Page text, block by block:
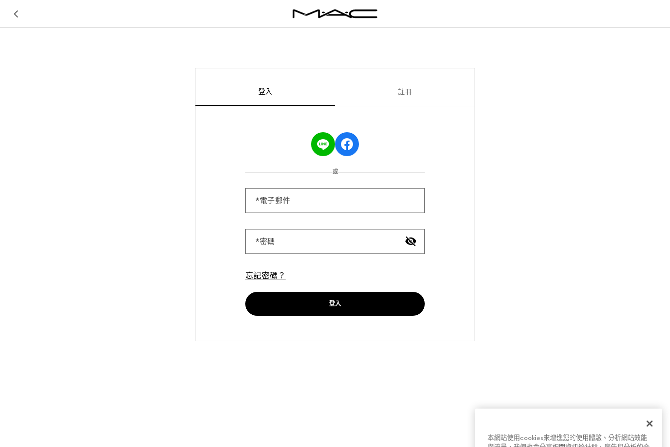
登入 註冊
或
電子郵件
密碼
忘記密碼？
登入
本網站使用cookies來增進您的使用體驗、分析網站效能